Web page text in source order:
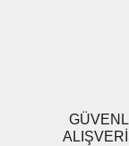
Ürün fiyatı
Bu ürüne
GÜVENLİ